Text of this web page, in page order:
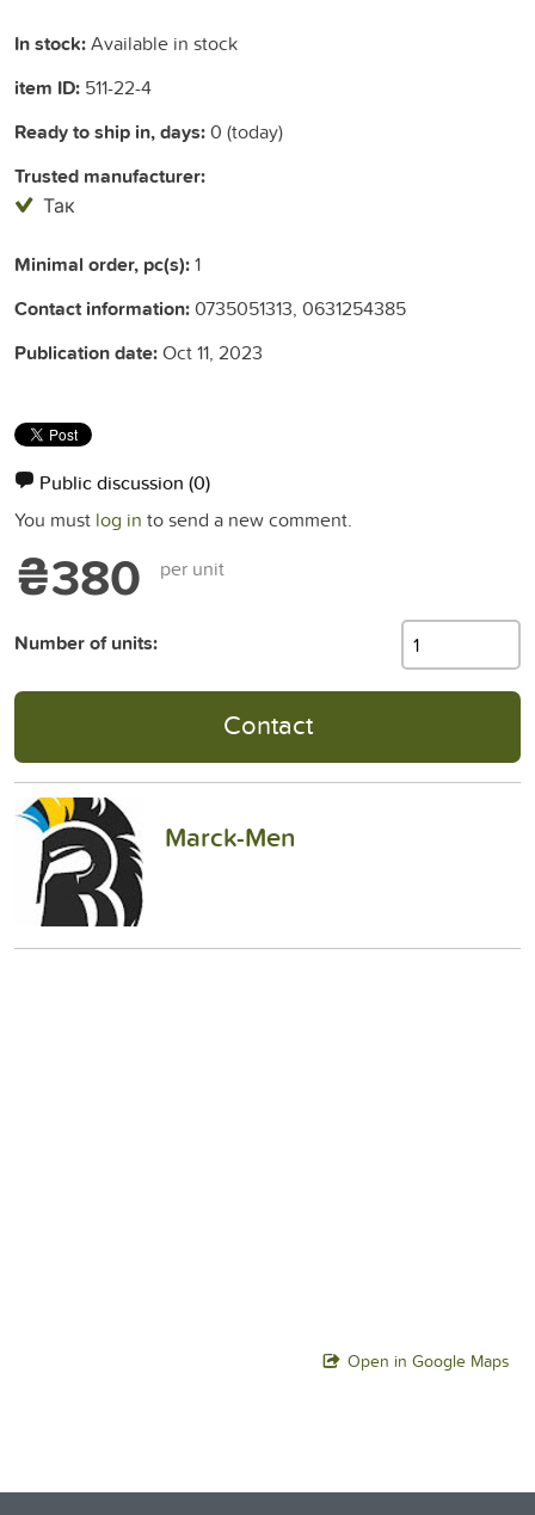
In stock:Available in stock
item ID: 511-22-4
Ready to ship in, days:0 (today)
Trusted manufacturer:
Так
Minimal order, pc(s):1
Contact information:0735051313, 0631254385
Publication date:Oct 11, 2023
Public discussion (0)
You must log in to send a new comment.
₴380 per unit
Number of units:
Contact
Marck-Men
Open in Google Maps